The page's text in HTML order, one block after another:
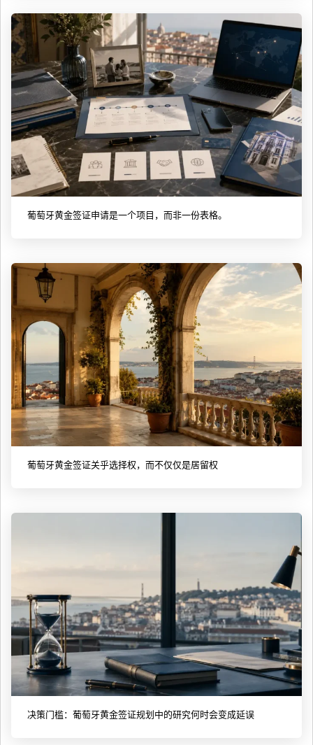
葡萄牙黄金签证申请是一个项目，而非一份表格。
葡萄牙黄金签证关乎选择权，而不仅仅是居留权
决策门槛：葡萄牙黄金签证规划中的研究何时会变成延误